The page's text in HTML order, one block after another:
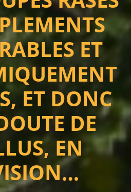
ET
ET DONC
DE
EN